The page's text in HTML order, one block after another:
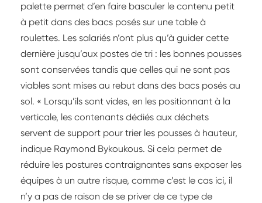
palette permet d’en faire basculer le contenu petit
à petit dans des bacs posés sur une table à
roulettes. Les salariés n’ont plus qu’à guider cette
dernière jusqu’aux postes de tri : les bonnes pousses
sont conservées tandis que celles qui ne sont pas
viables sont mises au rebut dans des bacs posés au
sol. « Lorsqu’ils sont vides, en les positionnant à la
verticale, les contenants dédiés aux déchets
servent de support pour trier les pousses à hauteur,
indique Raymond Bykoukous. Si cela permet de
réduire les postures contraignantes sans exposer les
équipes à un autre risque, comme c’est le cas ici, il
n’y a pas de raison de se priver de ce type de